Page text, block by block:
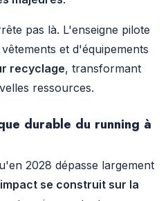
pas là. L'enseigne pilote
et d'équipements
recyclage, transformant
ressources.
durable du running à
2028 dépasse largement
se construit sur la